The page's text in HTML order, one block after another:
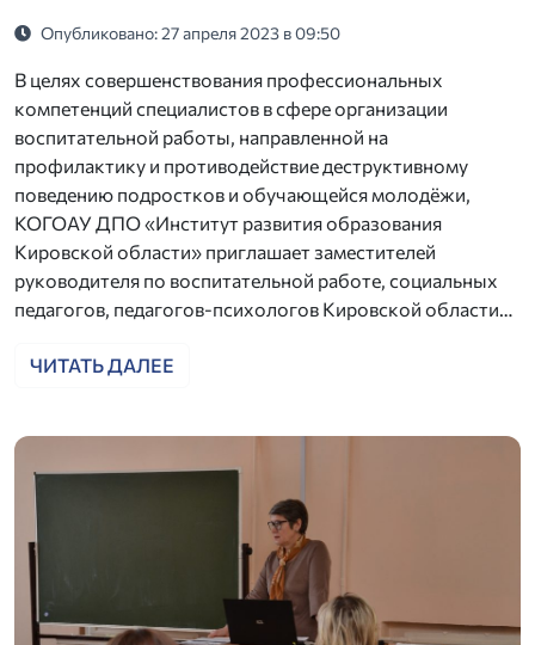
Опубликовано: 27 апреля 2023 в 09:50
В целях совершенствования профессиональных
компетенций специалистов в сфере организации
воспитательной работы, направленной на
профилактику и противодействие деструктивному
поведению подростков и обучающейся молодёжи,
КОГОАУ ДПО «Институт развития образования
Кировской области» приглашает заместителей
руководителя по воспитательной работе, социальных
педагогов, педагогов-психологов Кировской области…
ЧИТАТЬ ДАЛЕЕ